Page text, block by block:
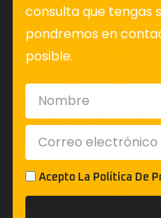
consulta que tengas
pondremos en
posible.
Acepto La Política De